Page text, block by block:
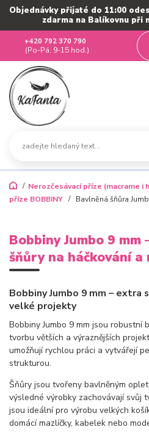
Objednávky přijaté do 11:00
zdarma na Balíkovnu při
+420 792 370 790
(Po-Pá, 9-15 hod.)
Nerozčesávací příze (macrame i
příze BOBBINY
Bavlněná šňůra
Bobbiny Jumbo 9 mm
šňůry na háčkování a
Bobbiny Jumbo 9 mm – extra
velké projekty
Bobbiny Jumbo 9 mm jsou robustní
tvorbu větších a výraznějších
umožňují rychlou práci a vytvářejí
strukturou.
Šňůry jsou tvořeny bavlněným
výsledné výrobky zachovávají svůj
jsou ideální pro výrobu velkých
domácí mazlíčky, kabelek nebo